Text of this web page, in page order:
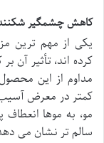
کاهش چشمگیر
یکی از مهم ترین
کرده اند، تأثیر آن
مداوم از این
کمتر در معرض آسیب
مو، به موها
سالم تر نشان می